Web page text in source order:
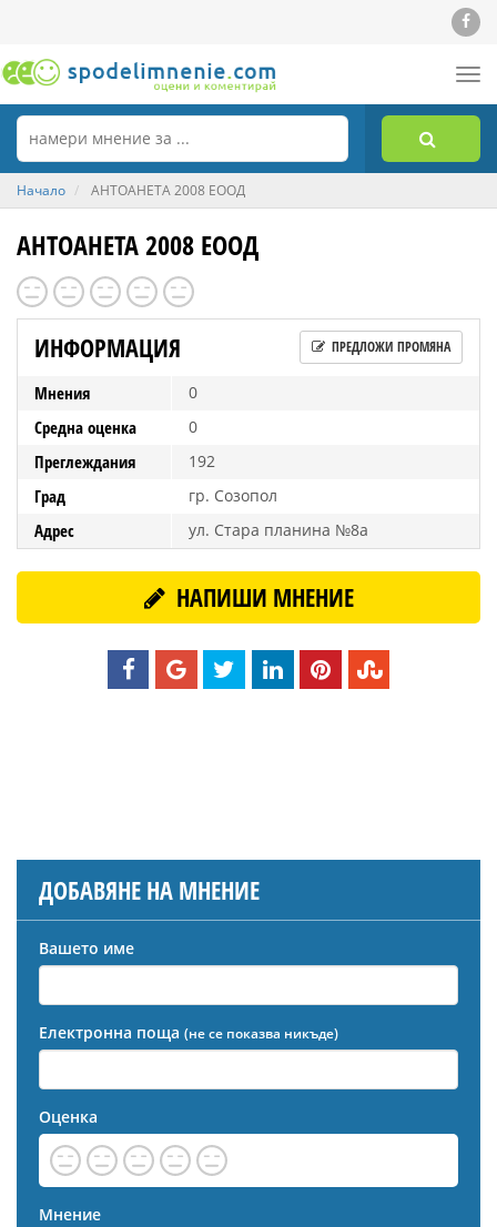
Начало АНТОАНЕТА 2008 ЕООД
АНТОАНЕТА 2008 ЕООД
ИНФОРМАЦИЯ ПРЕДЛОЖИ ПРОМЯНА
Мнения 0
Средна оценка 0
Преглеждания 192
Град гр. Созопол
Адрес ул. Стара планина №8а
НАПИШИ МНЕНИЕ
ДОБАВЯНЕ НА МНЕНИЕ
Вашето име
Електронна поща (не се показва никъде)
Оценка
Мнение